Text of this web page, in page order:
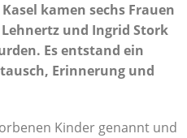
kamen sechs Frauen
und Ingrid Stork
Es entstand ein
Erinnerung und
Kinder genannt und